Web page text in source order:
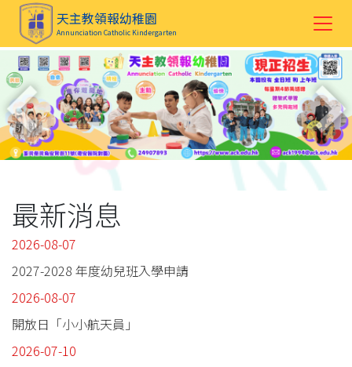
天主教領報幼稚園
Annunciation Catholic Kindergarten
最新消息
2026-08-07
2027-2028 年度幼兒班入學申請
2026-08-07
開放日「小小航天員」
2026-07-10